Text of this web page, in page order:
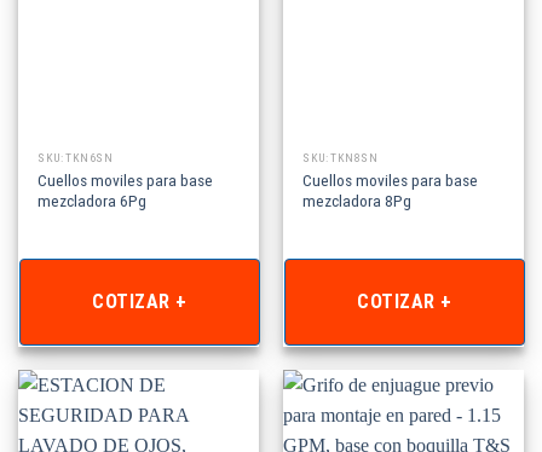
SKU: TKN6SN
Cuellos moviles para base
mezcladora 6Pg
COTIZAR +
SKU: TKN8SN
Cuellos moviles para base
mezcladora 8Pg
COTIZAR +